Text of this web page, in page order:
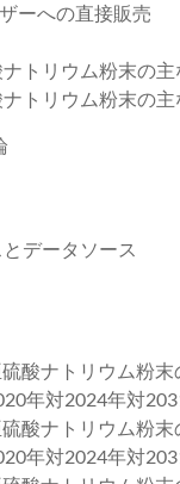
ーへの直接販売
トリウム粉末の
トリウム粉末の主
データソース
硫酸ナトリウム粉
年対2024年対
硫酸ナトリウム粉
年対2024年対